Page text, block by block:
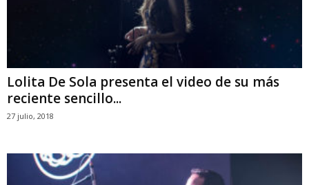
Lolita De Sola presenta el video de su más
reciente sencillo...
27 julio, 2018